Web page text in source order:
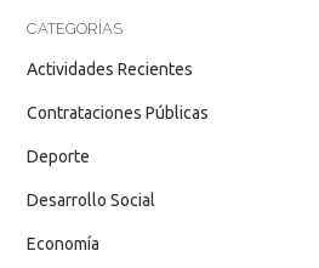
CATEGORÍAS
Actividades Recientes
Contrataciones Públicas
Deporte
Desarrollo Social
Economía